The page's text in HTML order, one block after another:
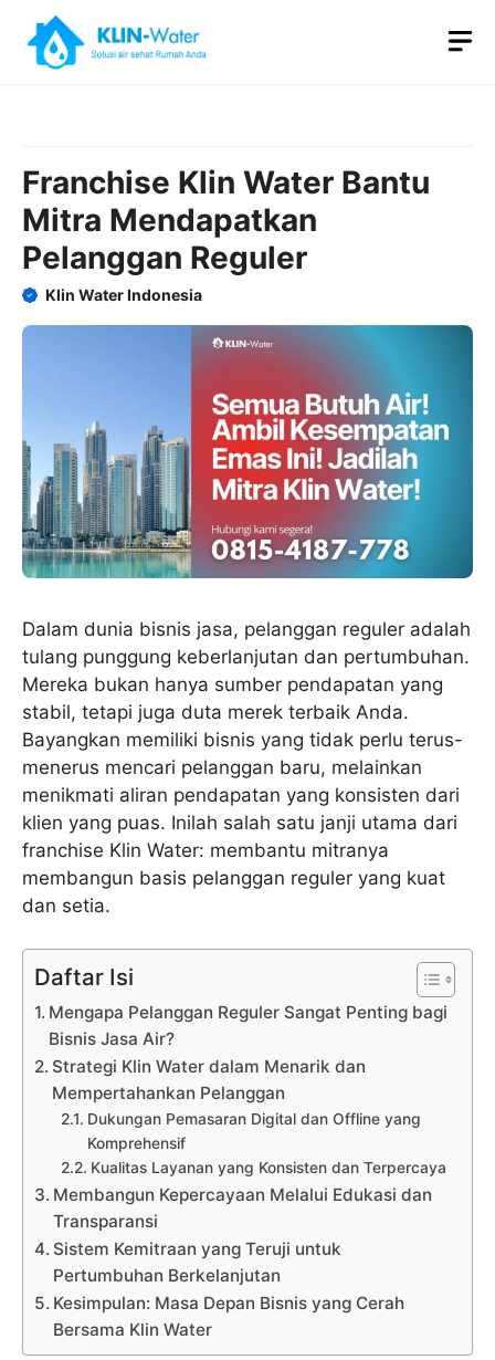
content
Franchise Klin Water Bantu
Mitra Mendapatkan
Pelanggan Reguler
Klin Water Indonesia
Dalam dunia bisnis jasa, pelanggan reguler adalah
tulang punggung keberlanjutan dan pertumbuhan.
Mereka bukan hanya sumber pendapatan yang
stabil, tetapi juga duta merek terbaik Anda.
Bayangkan memiliki bisnis yang tidak perlu terus-
menerus mencari pelanggan baru, melainkan
menikmati aliran pendapatan yang konsisten dari
klien yang puas. Inilah salah satu janji utama dari
franchise Klin Water: membantu mitranya
membangun basis pelanggan reguler yang kuat
dan setia.
Daftar Isi
Mengapa Pelanggan Reguler Sangat Penting bagi
Bisnis Jasa Air?
Strategi Klin Water dalam Menarik dan
Mempertahankan Pelanggan
Dukungan Pemasaran Digital dan Offline yang
Komprehensif
Kualitas Layanan yang Konsisten dan Terpercaya
Membangun Kepercayaan Melalui Edukasi dan
Transparansi
Sistem Kemitraan yang Teruji untuk
Pertumbuhan Berkelanjutan
Kesimpulan: Masa Depan Bisnis yang Cerah
Bersama Klin Water